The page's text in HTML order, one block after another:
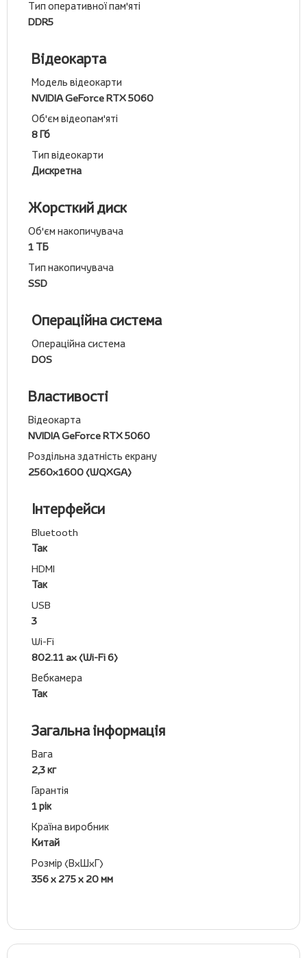
Тип оперативної пам'яті
DDR5
Відеокарта
Модель відеокарти
NVIDIA GeForce RTX 5060
Об'єм відеопам'яті
8 Гб
Тип відеокарти
Дискретна
Жорсткий диск
Об'єм накопичувача
1 ТБ
Тип накопичувача
SSD
Операційна система
Операційна система
DOS
Властивості
Відеокарта
NVIDIA GeForce RTX 5060
Роздільна здатність екрану
2560x1600 (WQXGA)
Інтерфейси
Bluetooth
Так
HDMI
Так
USB
3
Wi-Fi
802.11 ax (Wi-Fi 6)
Вебкамера
Так
Загальна інформація
Вага
2,3 кг
Гарантія
1 рік
Країна виробник
Китай
Розмір (ВхШхГ)
356 х 275 х 20 мм